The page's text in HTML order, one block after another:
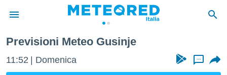
di
Previsioni Meteo Gusinje
11:52 Domenica ...